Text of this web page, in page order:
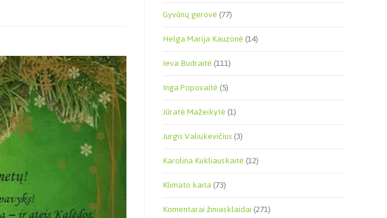
Gyvūnų gerovė(77)
Helga Marija Kauzonė(14)
Ieva Budraitė(111)
Inga Popovaitė(5)
Jūratė Mažeikytė(1)
Jurgis Valiukevičius(3)
Karolina Kukliauskaitė(12)
Klimato kaita(73)
Komentarai žiniasklaidai(271)